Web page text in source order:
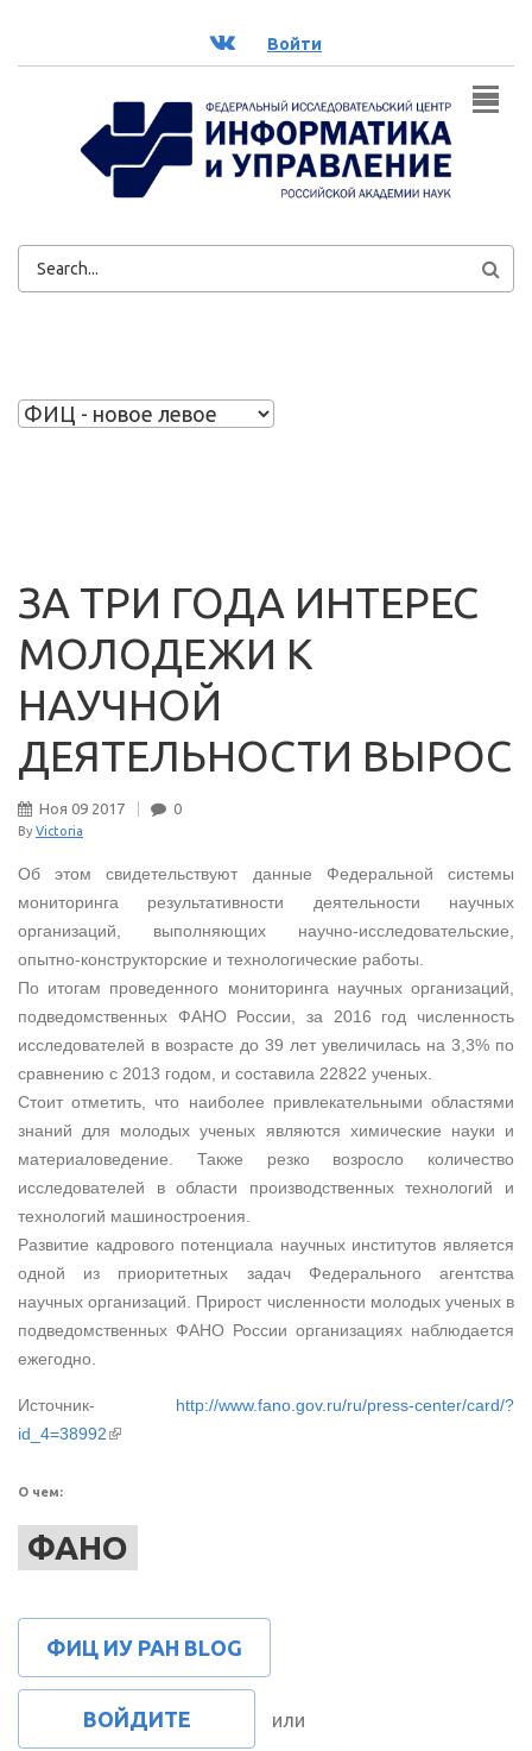
ВК Войти
ФОРМА
ЗА ТРИ ГОДА ИНТЕРЕС
МОЛОДЕЖИ К
НАУЧНОЙ
ДЕЯТЕЛЬНОСТИ ВЫРОС
Ноя 09 2017 0
By Victoria
Об этом свидетельствуют данные Федеральной системы
мониторинга результативности деятельности научных
организаций, выполняющих научно-исследовательские,
опытно-конструкторские и технологические работы.
По итогам проведенного мониторинга научных организаций,
подведомственных ФАНО России, за 2016 год численность
исследователей в возрасте до 39 лет увеличилась на 3,3% по
сравнению с 2013 годом, и составила 22822 ученых.
Стоит отметить, что наиболее привлекательными областями
знаний для молодых ученых являются химические науки и
материаловедение. Также резко возросло количество
исследователей в области производственных технологий и
технологий машиностроения.
Развитие кадрового потенциала научных институтов является
одной из приоритетных задач Федерального агентства
научных организаций. Прирост численности молодых ученых в
подведомственных ФАНО России организациях наблюдается
ежегодно.
Источник- http://www.fano.gov.ru/ru/press-center/card/?
id_4=38992(внешняя ссылка)
О чем:
ФАНО
ФИЦ ИУ РАН BLOG
ВОЙДИТЕ или